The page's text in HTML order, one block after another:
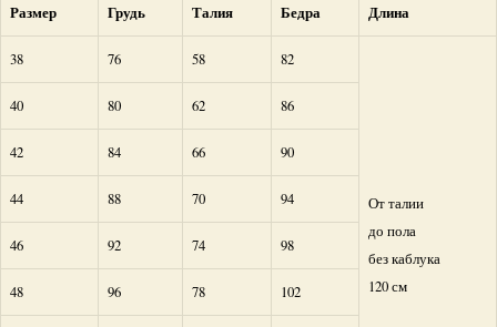
Размер Грудь Талия Бедра Длина
38 76 58 82
От талии
до пола
без каблука
120 см
40 80 62 86
42 84 66 90
44 88 70 94
46 92 74 98
48 96 78 102